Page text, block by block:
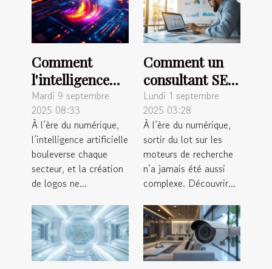
Comment
l'intelligence
artificielle
réinvente-t-
elle la création
de logos ?
Mardi 9 septembre
2025 08:33
À l’ère du numérique,
l’intelligence artificielle
bouleverse chaque
secteur, et la création
de logos ne...
Comment un
consultant SEO
peut
transformer
votre visibilité
en ligne ?
Lundi 1 septembre
2025 03:28
À l’ère du numérique,
sortir du lot sur les
moteurs de recherche
n’a jamais été aussi
complexe. Découvrir...